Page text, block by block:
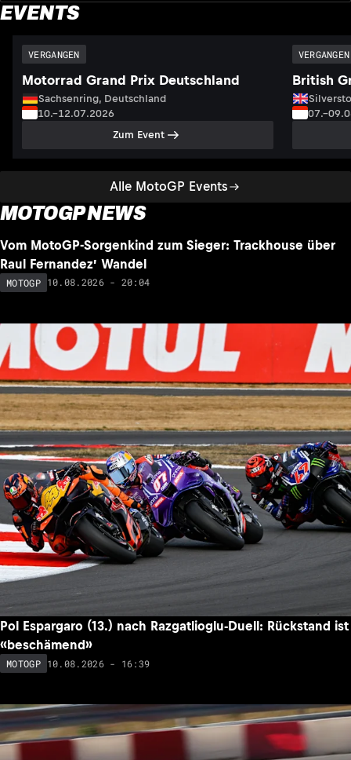
EVENTS
Alle MotoGP Events
VERGANGEN
Motorrad Grand Prix Deutschland
Sachsenring, Deutschland
10.–12.07.2026
Zum Event
VERGANGEN
British
MOTOGP NEWS
Vom MotoGP-Sorgenkind zum Sieger: Trackhouse über
Raul Fernandez’ Wandel
MOTOGP 10.08.2026 - 20:04